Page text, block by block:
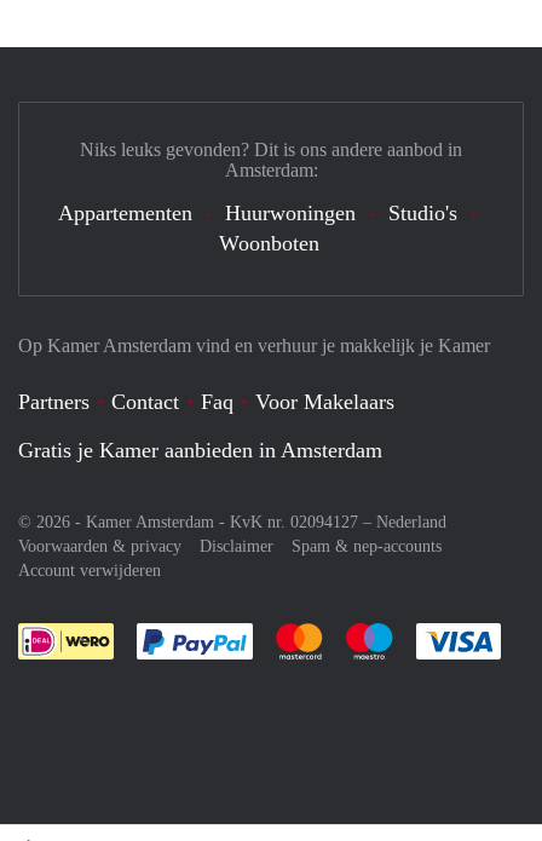
Op Kamer Amsterdam vind en verhuur je makkelijk je Kamer
Partners Contact Faq
Voor Makelaars
Gratis je Kamer aanbieden in Amsterdam
© 2026 - Kamer Amsterdam - KvK nr. 02094127 – Nederland
Voorwaarden & privacy
Disclaimer
Spam & nep-accounts
Account verwijderen
Je rekent gemakkelijk af met Paypal
Je rekent gemakkelijk af met
Je rekent
Niks leuks gevonden? Dit is ons andere aanbod in
Amsterdam:
Appartementen Huurwoningen
Studio's
Woonboten